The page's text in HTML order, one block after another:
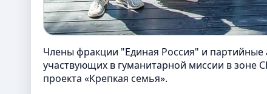
Члены фракции "Единая Россия" и партийные
участвующих в гуманитарной миссии в зоне
проекта «Крепкая семья».